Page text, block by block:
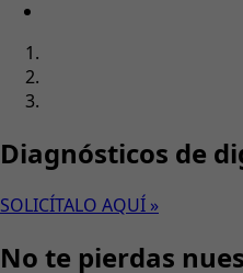
Diagnósticos de
SOLICÍTALO AQUÍ »
No te pierdas